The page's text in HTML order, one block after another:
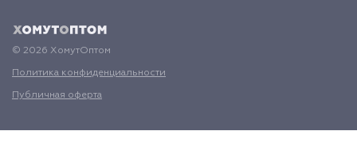
© 2026 ХомутОптом
Политика конфиденциальности
Публичная оферта